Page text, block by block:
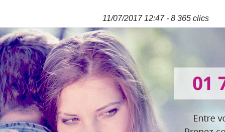
11/07/2017 12:47 - 8 365 clics